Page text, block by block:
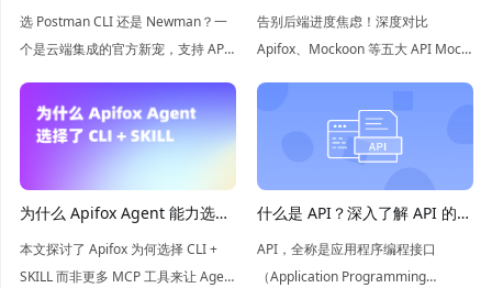
应该使用哪款命令行运行器？
选 Postman CLI 还是 Newman？一
个是云端集成的官方新宠，支持 API
本文深度解析两者在 CI/CD 中的差
异，帮你根据团队需求锁定最佳自动
Apifox、Mockoon、
WireMock、Beeceptor 和
告别后端进度焦虑！深度对比
Apifox、Mockoon 等五大 API Mock
境，实现前后端并行开发，提升协作
为什么 Apifox Agent 能力选择
了 CLI + SKILL，而不是更多
MCP 工具
本文探讨了 Apifox 为何选择 CLI +
SKILL 而非更多 MCP 工具来让 Agent
什么是 API？深入了解 API 的概
念和应用
API，全称是应用程序编程接口
（Application Programming